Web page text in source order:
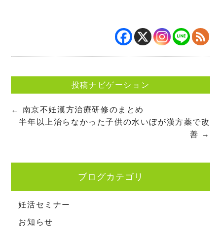
投稿ナビゲーション
←
南京不妊漢方治療研修のまとめ
半年以上治らなかった子供の水いぼが漢方薬で改
善 →
ブログカテゴリ
妊活セミナー
お知らせ